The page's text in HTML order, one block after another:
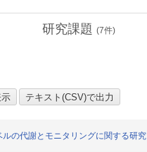
研究課題 (7件)
ルの代謝とモニタリングに関する研究